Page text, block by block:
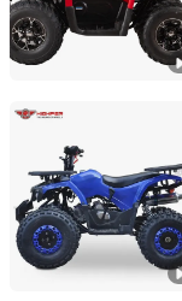
Hangzhou High
Zhejiang,